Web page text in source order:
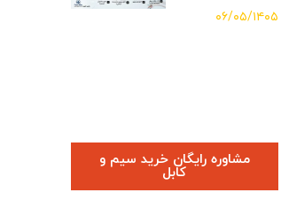
۰۶/۰۵/۱۴۰۵
مشاوره رایگان خرید سیم و
کابل